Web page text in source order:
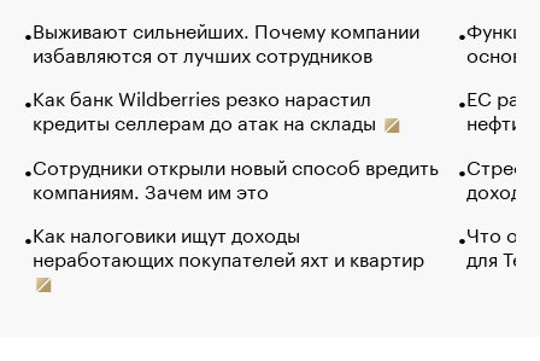
Выживают сильнейших. Почему компании
избавляются от лучших сотрудников
Как банк Wildberries резко нарастил
кредиты селлерам до атак на склады
Сотрудники открыли новый способ вредить
компаниям. Зачем им это
Как налоговики ищут доходы
неработающих покупателей яхт и квартир
основ
ЕС
нефти
Что
для